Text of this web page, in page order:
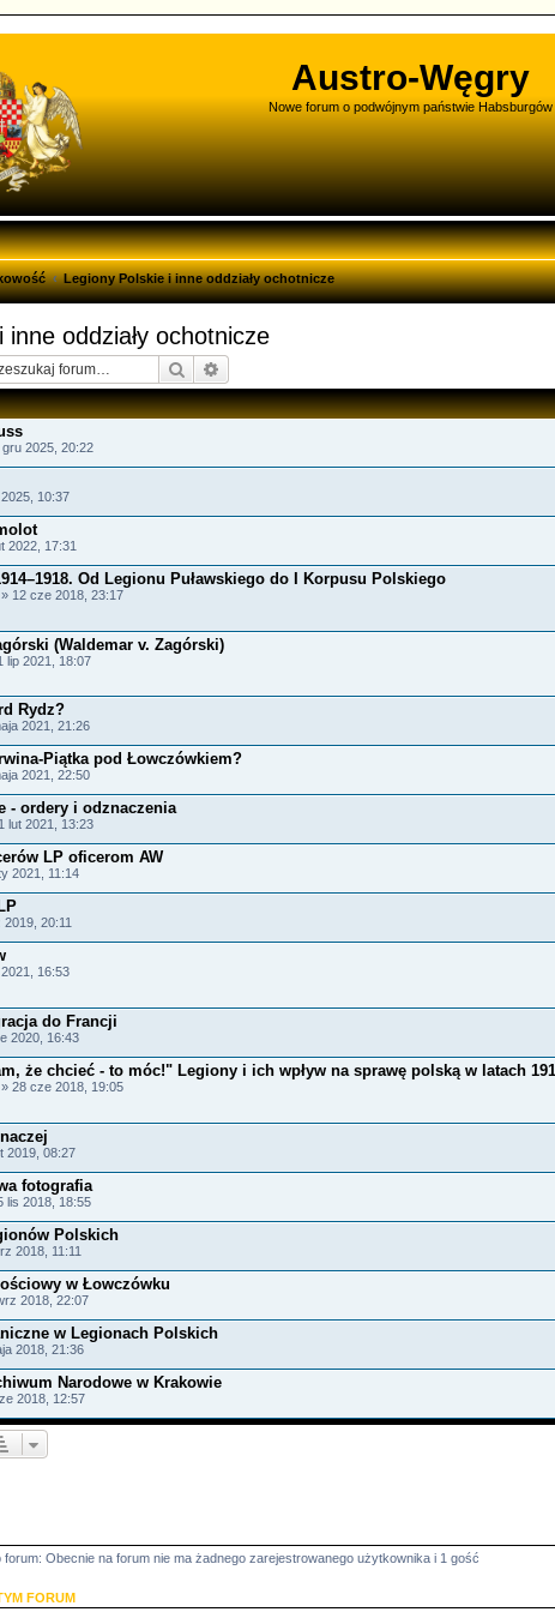
Austro-Węgry
Nowe forum o podwójnym państwie Habsburgów
Legiony Polskie i inne oddziały ochotnicze
oddziały ochotnicze
Szukaj
gru 2025, 20:22
10:37
2022, 17:31
Od Legionu Puławskiego do I Korpusu Polskiego
» 12 cze 2018, 23:17
(Waldemar v. Zagórski)
lip 2021, 18:07
Rydz?
2021, 21:26
Piątka pod Łowczówkiem?
2021, 22:50
- ordery i odznaczenia
lut 2021, 13:23
LP oficerom AW
2021, 11:14
20:11
16:53
do Francji
2020, 16:43
że chcieć - to móc!" Legiony i ich wpływ na sprawę polską w latach
» 28 cze 2018, 19:05
2019, 08:27
fotografia
lis 2018, 18:55
Polskich
2018, 11:11
w Łowczówku
2018, 22:07
w Legionach Polskich
2018, 21:36
Narodowe w Krakowie
2018, 12:57
Obecnie na forum nie ma żadnego zarejestrowanego użytkownika i 1 gość
FORUM